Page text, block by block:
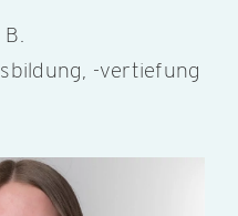
-vertiefung